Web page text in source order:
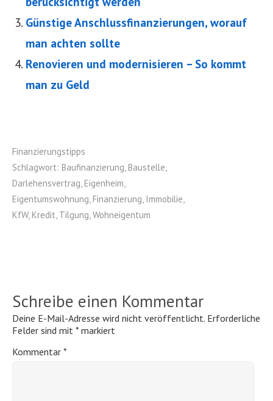
Günstige Anschlussfinanzierungen, worauf
man achten sollte
Renovieren und modernisieren – So kommt
man zu Geld
Finanzierungstipps
Schlagwort: Baufinanzierung, Baustelle,
Darlehensvertrag, Eigenheim,
Eigentumswohnung, Finanzierung, Immobilie,
KfW, Kredit, Tilgung,Wohneigentum
Schreibe einen Kommentar
Deine E-Mail-Adresse wird nicht veröffentlicht. Erforderliche
Felder sind mit * markiert
Kommentar *